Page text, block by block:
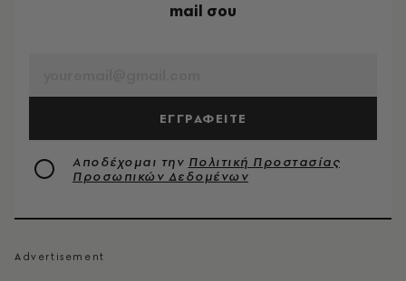
mail σου
ΕΓΓΡΑΦΕΙΤΕ
Αποδέχομαι την Πολιτική Προστασίας
Προσωπικών Δεδομένων